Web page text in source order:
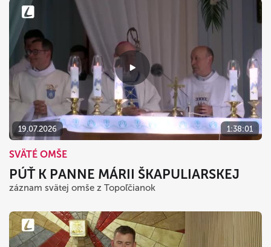
19.07.2026 1:38:01
SVÄTÉ OMŠE
PÚŤ K PANNE MÁRII ŠKAPULIARSKEJ
záznam svätej omše z Topoľčianok